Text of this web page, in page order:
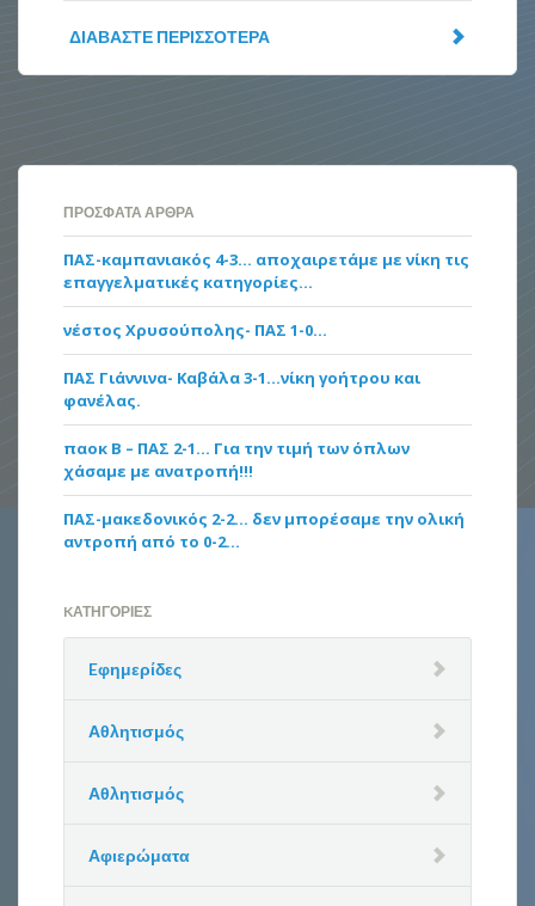
ΔΙΑΒΆΣΤΕ ΠΕΡΙΣΣΌΤΕΡΑ
ΠΡΌΣΦΑΤΑ ΆΡΘΡΑ
ΠΑΣ-καμπανιακός 4-3… αποχαιρετάμε με νίκη τις
επαγγελματικές κατηγορίες…
νέστος Χρυσούπολης- ΠΑΣ 1-0…
ΠΑΣ Γιάννινα- Καβάλα 3-1…νίκη γοήτρου και
φανέλας.
παοκ Β – ΠΑΣ 2-1… Για την τιμή των όπλων
χάσαμε με ανατροπή!!!
ΠΑΣ-μακεδονικός 2-2… δεν μπορέσαμε την ολική
αντροπή από το 0-2…
KΑΤΗΓΟΡΊΕΣ
Eφημερίδες
Αθλητισμός
Αθλητισμός
Αφιερώματα